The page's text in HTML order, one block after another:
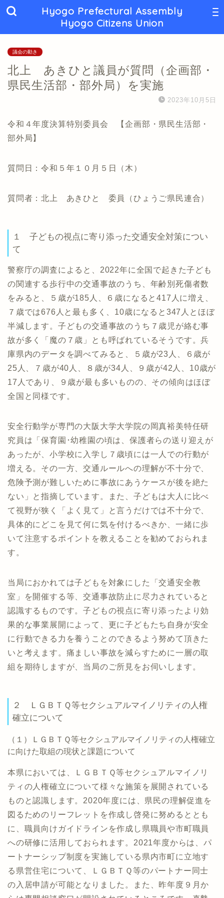
Hyogo Prefectural Assembly
Hyogo Citizens Union
議会の動き
北上 あきひと議員が質問（企画部・
県民生活部・部外局）を実施
2023年10月5日
令和４年度決算特別委員会 【企画部・県民生活部・
部外局】
質問日：令和５年１０月５日（木）
質問者：北上 あきひと 委員（ひょうご県民連合）
１ 子どもの視点に寄り添った交通安全対策につい
て
警察庁の調査によると、2022年に全国で起きた子ども
の関連する歩行中の交通事故のうち、年齢別死傷者数
をみると、５歳が185人、６歳になると417人に増え、
７歳では676人と最も多く、10歳になると347人とほぼ
半減します。子どもの交通事故のうち７歳児が絡む事
故が多く「魔の７歳」とも呼ばれているそうです。兵
庫県内のデータを調べてみると、５歳が23人、６歳が
25人、７歳が40人、８歳が34人、９歳が42人、10歳が
17人であり、９歳が最も多いものの、その傾向はほぼ
全国と同様です。
安全行動学が専門の大阪大学大学院の岡真裕美特任研
究員は「保育園･幼稚園の頃は、保護者らの送り迎えが
あったが、小学校に入学し７歳頃には一人での行動が
増える。その一方、交通ルールへの理解が不十分で、
危険予測が難しいために事故にあうケースが後を絶た
ない」と指摘しています。また、子どもは大人に比べ
て視野が狭く「よく見て」と言うだけでは不十分で、
具体的にどこを見て何に気を付けるべきか、一緒に歩
いて注意するポイントを教えることを勧めておられま
す。
当局におかれては子どもを対象にした「交通安全教
室」を開催する等、交通事故防止に尽力されていると
認識するものです。子どもの視点に寄り添ったより効
果的な事業展開によって、更に子どもたち自身が安全
に行動できる力を養うことのできるよう努めて頂きた
いと考えます。痛ましい事故を減らすために一層の取
組を期待しますが、当局のご所見をお伺いします。
２ ＬＧＢＴＱ等セクシュアルマイノリティの人権
確立について
（１）ＬＧＢＴＱ等セクシュアルマイノリティの人権確立
に向けた取組の現状と課題について
本県においては、ＬＧＢＴＱ等セクシュアルマイノリ
ティの人権確立について様々な施策を展開されている
ものと認識します。2020年度には、県民の理解促進を
図るためのリーフレットを作成し啓発に努めるととも
に、職員向けガイドラインを作成し県職員や市町職員
への研修に活用しておられます。2021年度からは、パ
ートナーシップ制度を実施している県内市町に立地す
る県営住宅について、ＬＧＢＴＱ等のパートナー同士
の入居申請が可能となりました。また、昨年度９月か